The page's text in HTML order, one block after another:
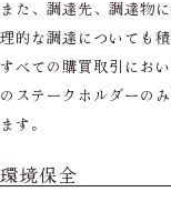
また、調達先、調達物
理的な調達についても
すべての購買取引にお
のステークホルダーの
ます。
環境保全